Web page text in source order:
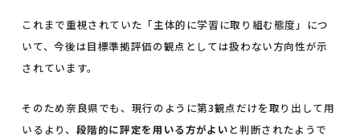
これまで重視されていた「主体的に学習に取り組む態度」につ
いて、今後は目標準拠評価の観点としては扱わない方向性が示
されています。
そのため奈良県でも、現行のように第3観点だけを取り出して用
いるより、 段階的に評定を用いる方がよいと判断されたようで